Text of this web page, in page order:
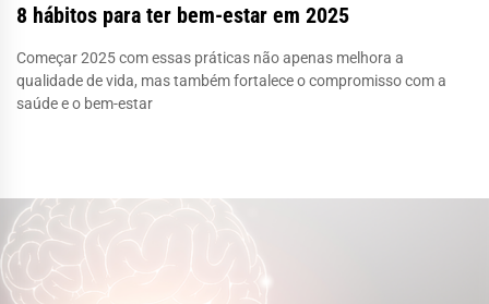
8 hábitos para ter bem-estar em 2025
Começar 2025 com essas práticas não apenas melhora a
qualidade de vida, mas também fortalece o compromisso com a
saúde e o bem-estar